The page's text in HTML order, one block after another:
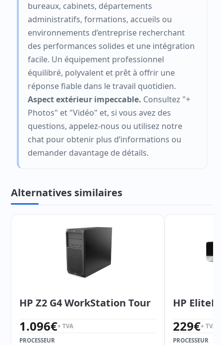
bureaux, cabinets, départements
administratifs, formations, accueils ou
environnements d’entreprise recherchant
des performances solides et une intégration
facile. Un équipement professionnel
équilibré, polyvalent et prêt à offrir une
réponse fiable dans le travail quotidien.
Aspect extérieur impeccable. Consultez "+
Photos" et "Vidéo" et, si vous avez des
questions, appelez-nous ou utilisez notre
chat pour obtenir plus d’informations ou
demander davantage de détails.
Alternatives similaires
HP Z2 G4 WorkStation Tour
1.096€+ TVA
PROCESSEUR
HP
229€+ TVA
PROCESSEUR